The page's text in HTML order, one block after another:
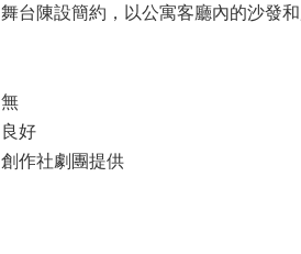
舞台陳設簡約，以公寓客廳內的沙發
無
良好
創作社劇團提供